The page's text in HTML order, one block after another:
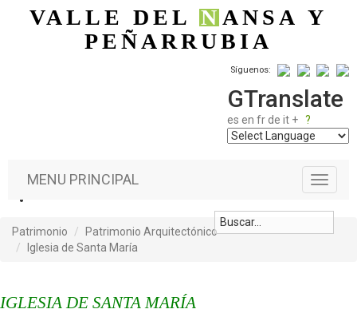
Pasar al contenido principal
VALLE DELNANSA Y
PEÑARRUBIA
Síguenos:
GTranslate
es en fr de it + ?
T
o
g
MENU PRINCIPAL
Patrimonio
Patrimonio Arquitectónico
Iglesia de Santa María
IGLESIA DE SANTA MARÍA